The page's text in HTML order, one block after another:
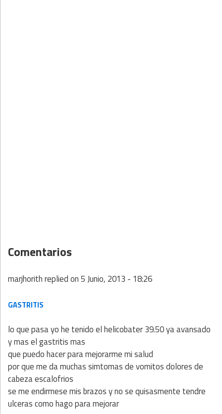
Comentarios
marjhorithreplied on5 Junio, 2013 - 18:26
GASTRITIS
lo que pasa yo he tenido el helicobater 39.50 ya avansado
y mas el gastritis mas
que puedo hacer para mejorarme mi salud
por que me da muchas simtomas de vomitos dolores de
cabeza escalofrios
se me endirmese mis brazos y no se quisasmente tendre
ulceras como hago para mejorar